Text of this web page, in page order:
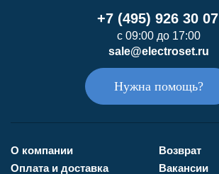
+7 (495) 926 30 07
с 09:00 до 17:00
sale@electroset.ru
Нужна помощь?
О компании
Оплата и доставка
Возврат
Вакансии